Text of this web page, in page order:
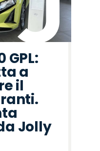
GPL:
a
il
Jolly